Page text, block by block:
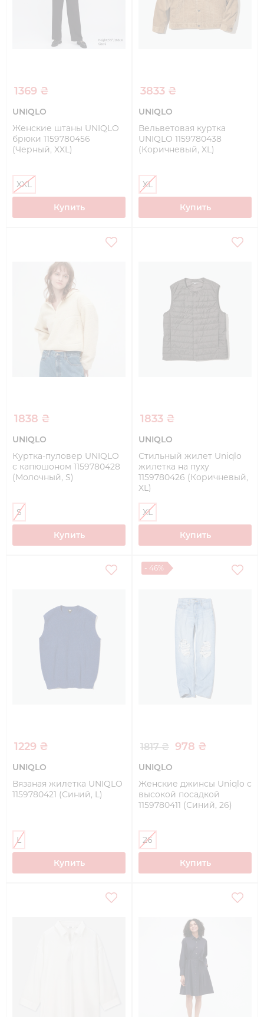
1369 ₴
UNIQLO
Женские штаны UNIQLO
брюки 1159780456
(Черный, XXL)
XXL
Купить
3833 ₴
UNIQLO
Вельветовая куртка
UNIQLO 1159780438
(Коричневый, XL)
XL
Купить
1838 ₴
UNIQLO
Куртка-пуловер UNIQLO
с капюшоном 1159780428
(Молочный, S)
S
Купить
1833 ₴
UNIQLO
Стильный жилет Uniqlo
жилетка на пуху
1159780426 (Коричневый,
XL)
XL
Купить
1229 ₴
UNIQLO
Вязаная жилетка UNIQLO
1159780421 (Синий, L)
L
Купить
- 46%
1817 ₴ 978 ₴
UNIQLO
Женские джинсы Uniqlo с
высокой посадкой
1159780411 (Синий, 26)
26
Купить